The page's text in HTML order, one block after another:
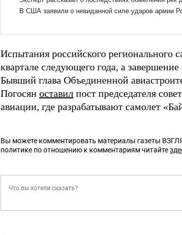
Испытания российского регионального
квартале следующего года, а
Бывший глава Объединенной
Погосян оставил пост председателя
авиации, где разрабатывают самолет
Вы можете комментировать материалы газеты
политике по отношению к комментариям читайте